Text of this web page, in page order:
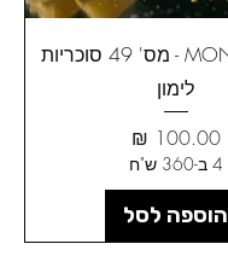
MONO 250 g - מס' 49 סוכריות
לימון
מחיר‏100.00 ‏₪
4 ב-360 ש"ח
הוספה לסל